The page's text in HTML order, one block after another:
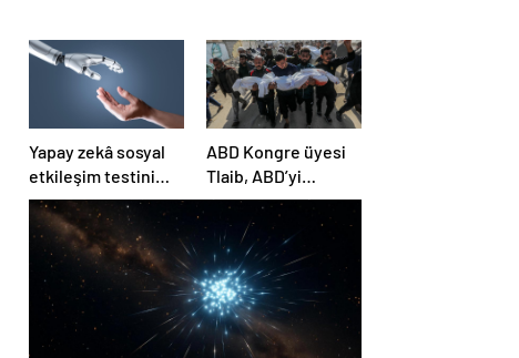
Yapay zekâ sosyal
etkileşim testini
geçemedi
ABD Kongre üyesi
Tlaib, ABD’yi
Filistin’deki
“soykırımda suç
ortağı” olmakla
itham etti